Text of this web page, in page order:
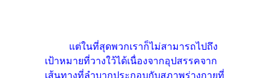
แต่ในที่สุดพวกเราก็ไม่สามารถไปถึง
เป้าหมายที่วางใว้ได้เนื่องจากอุปสรรคจาก
เส้นทางที่ลำบากประกอบกับสภาพร่างกายที่